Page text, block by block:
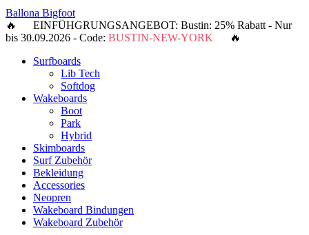
Ballona Bigfoot
🔥 EINFÜHGRUNGSANGEBOT: Bustin: 25% Rabatt - Nur
bis 30.09.2026 - Code: BUSTIN-NEW-YORK 🔥
Surfboards
Lib Tech
Softdog
Wakeboards
Boot
Park
Hybrid
Skimboards
Surf Zubehör
Bekleidung
Accessories
Neopren
Wakeboard Bindungen
Wakeboard Zubehör